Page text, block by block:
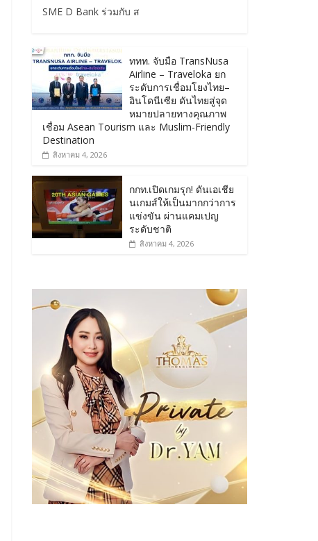
SME D Bank ร่วมกับ ส
ททท. จับมือ TransNusa
Airline – Traveloka ยก
ระดับการเชื่อมโยงไทย–
อินโดนีเซีย ดันไทยสู่จุด
หมายปลายทางคุณภาพ
เชื่อม Asean Tourism และ Muslim-Friendly
Destination
สิงหาคม 4, 2026
กกท.เปิดเกมรุก! ดันเอเชีย
นเกมส์ให้เป็นมากกว่าการ
แข่งขัน ผ่านแคมเปญ
ระดับชาติ
สิงหาคม 4, 2026